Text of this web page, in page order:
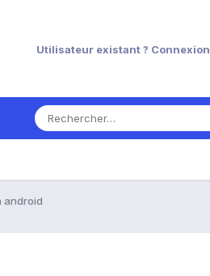
Utilisateur existant ? Connexion
android